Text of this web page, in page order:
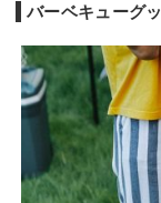
バーベキューグ